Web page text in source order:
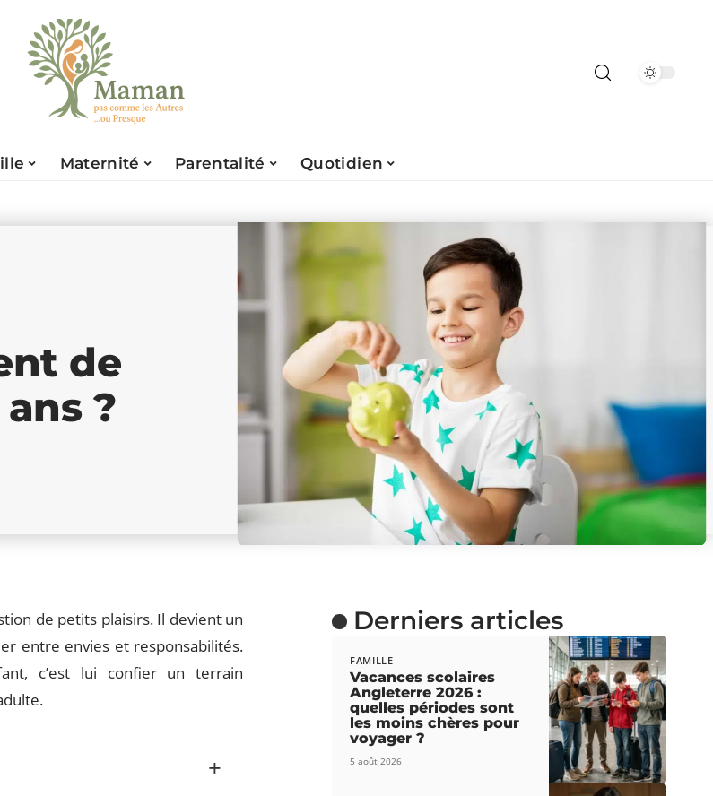
Maternité Parentalité Quotidien
de
?
de petits plaisirs. Il devient un
entre envies et responsabilités.
c’est lui confier un terrain
Derniers articles
FAMILLE
Vacances scolaires
Angleterre 2026 :
quelles périodes sont
les moins chères pour
voyager ?
5 août 2026